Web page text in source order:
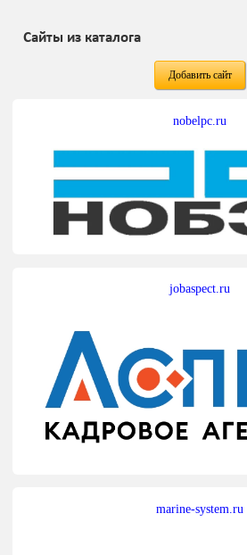
Сайты из каталога
Добавить сайт
nobelpc.ru
jobaspect.ru
marine-system.ru